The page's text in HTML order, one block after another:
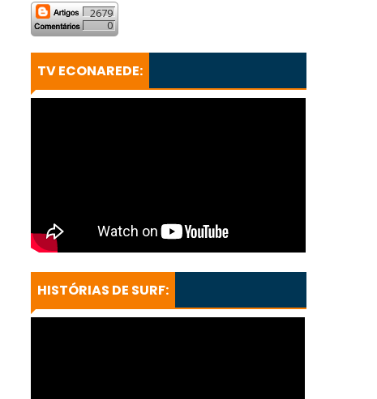
2679
0
TV ECONAREDE:
HISTÓRIAS DE SURF: